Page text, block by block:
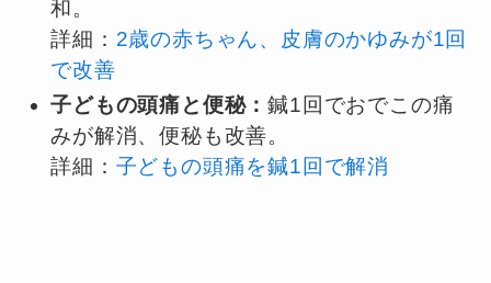
和。
詳細： 2歳の赤ちゃん、皮膚のかゆみが1回
で改善
子どもの頭痛と便秘：鍼1回でおでこの痛
みが解消、便秘も改善。
詳細： 子どもの頭痛を鍼1回で解消